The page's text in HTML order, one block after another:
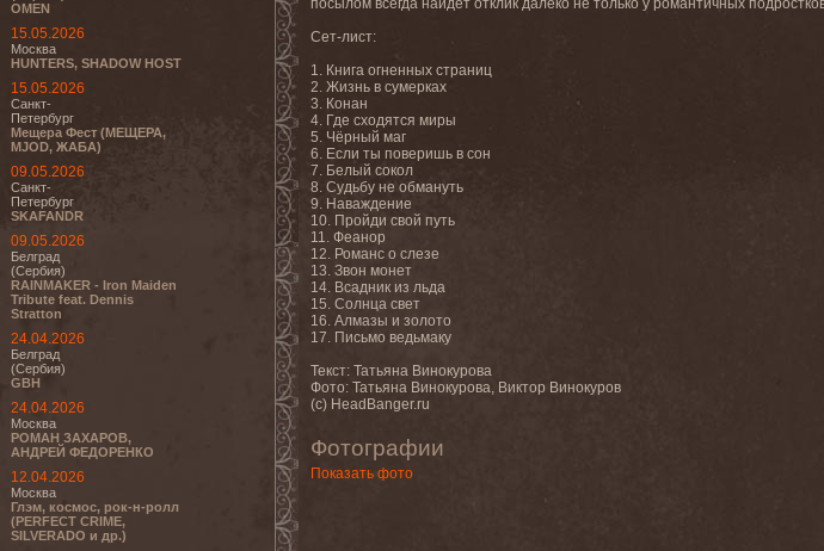
OMEN
15.05.2026
Москва
HUNTERS, SHADOW HOST
15.05.2026
Санкт-
Петербург
Мещера Фест (МЕЩЕРА,
MJOD, ЖАБА)
09.05.2026
Санкт-
Петербург
SKAFANDR
09.05.2026
Белград
(Сербия)
RAINMAKER - Iron Maiden
Tribute feat. Dennis
Stratton
24.04.2026
Белград
(Сербия)
GBH
24.04.2026
Москва
РОМАН ЗАХАРОВ,
АНДРЕЙ ФЕДОРЕНКО
12.04.2026
Москва
Глэм, космос, рок-н-ролл
(PERFECT CRIME,
SILVERADO и др.)
посылом всегда найдет отклик далеко не только у романтичных
Сет-лист:
1. Книга огненных страниц
2. Жизнь в сумерках
3. Конан
4. Где сходятся миры
5. Чёрный маг
6. Если ты поверишь в сон
7. Белый сокол
8. Судьбу не обмануть
9. Наваждение
10. Пройди свой путь
11. Феанор
12. Романс о слезе
13. Звон монет
14. Всадник из льда
15. Солнца свет
16. Алмазы и золото
17. Письмо ведьмаку
Текст: Татьяна Винокурова
Фото: Татьяна Винокурова, Виктор Винокуров
(с) HeadBanger.ru
Фотографии
Показать фото